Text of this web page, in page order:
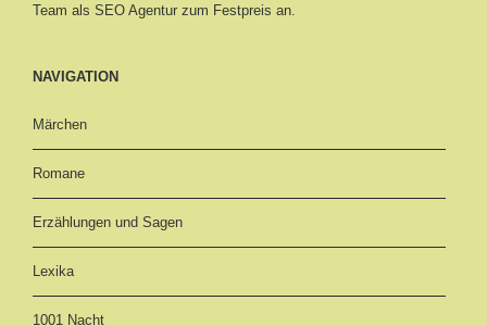
Team als SEO Agentur zum Festpreis an.
NAVIGATION
Märchen
Romane
Erzählungen und Sagen
Lexika
1001 Nacht